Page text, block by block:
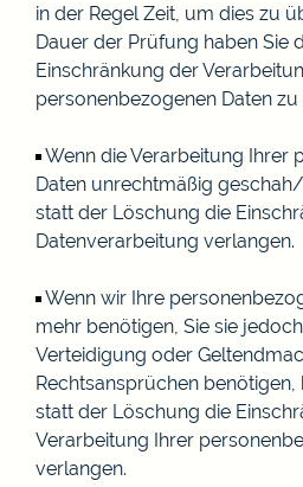
in der Regel Zeit, um dies zu
Dauer der Prüfung haben Sie
Einschränkung der
personenbezogenen Daten zu
Wenn die Verarbeitung Ihrer
Daten unrechtmäßig
statt der Löschung die
Datenverarbeitung verlangen.
Wenn wir Ihre
mehr benötigen, Sie sie
Verteidigung oder
Rechtsansprüchen benötigen,
statt der Löschung die
Verarbeitung Ihrer
verlangen.